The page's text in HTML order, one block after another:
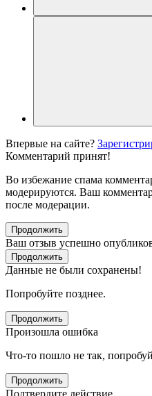
Впервые на сайте?
Комментарий принят!
Во избежание спама
модерируются. Ваш
после модерации.
Продолжить
Ваш отзыв успешно
Продолжить
Данные не были сохранены!
Попробуйте позднее.
Продолжить
Произошла ошибка
Что-то пошло не так,
Продолжить
Подтвердите действие